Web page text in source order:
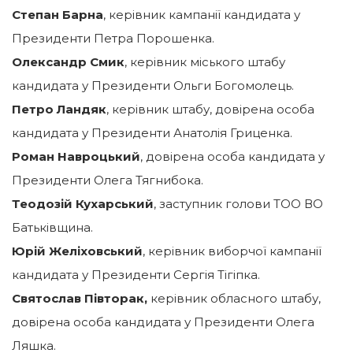
Степан Барна, керівник кампанії кандидата у
Президенти Петра Порошенка.
Олександр Смик, керівник міського штабу
кандидата у Президенти Ольги Богомолець.
Петро Ландяк, керівник штабу, довірена особа
кандидата у Президенти Анатолія Гриценка.
Роман Навроцький, довірена особа кандидата у
Президенти Олега Тягнибока.
Теодозій Кухарський, заступник голови ТОО ВО
Батьківщина.
Юрій Желіховський, керівник виборчої кампанії
кандидата у Президенти Сергія Тігіпка.
Святослав Півторак, керівник обласного штабу,
довірена особа кандидата у Президенти Олега
Ляшка.